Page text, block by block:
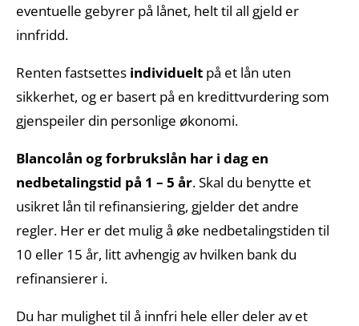
eventuelle gebyrer på lånet, helt til all gjeld er
innfridd.
Renten fastsettes individuelt på et lån uten
sikkerhet, og er basert på en kredittvurdering som
gjenspeiler din personlige økonomi.
Blancolån og forbrukslån har i dag en
nedbetalingstid på 1 – 5 år. Skal du benytte et
usikret lån til refinansiering, gjelder det andre
regler. Her er det mulig å øke nedbetalingstiden til
10 eller 15 år, litt avhengig av hvilken bank du
refinansierer i.
Du har mulighet til å innfri hele eller deler av et